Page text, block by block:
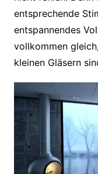
entsprechende
entspannendes
vollkommen
kleinen Gläsern